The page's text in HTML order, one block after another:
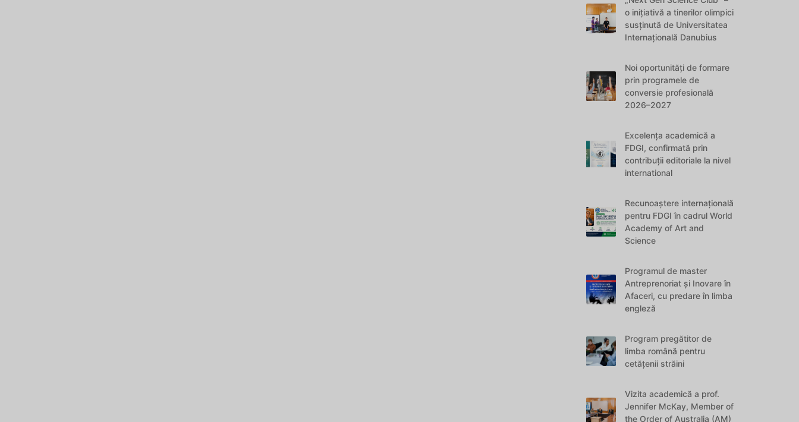
o inițiativă a tinerilor olimpici
susținută de Universitatea
Internațională Danubius
Noi oportunități de formare
prin programele de
conversie profesională
2026–2027
Excelența academică a
FDGI, confirmată prin
contribuții editoriale la nivel
international
Recunoaștere internațională
pentru FDGI în cadrul World
Academy of Art and
Science
Programul de master
Antreprenoriat și Inovare în
Afaceri, cu predare în limba
engleză
Program pregătitor de
limba română pentru
cetățenii străini
Vizita academică a prof.
Jennifer McKay, Member of
the Order of Australia (AM)